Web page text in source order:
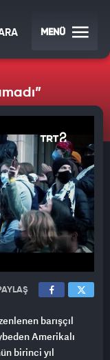
MENÜ
barışçıl
Amerikalı
birinci yıl